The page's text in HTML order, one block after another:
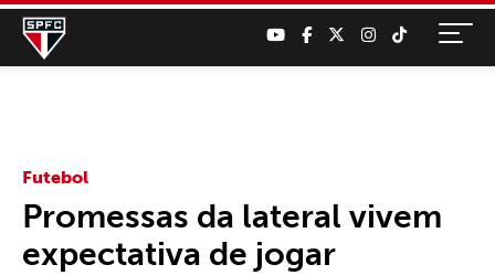
Futebol
Promessas da lateral vivem
expectativa de jogar